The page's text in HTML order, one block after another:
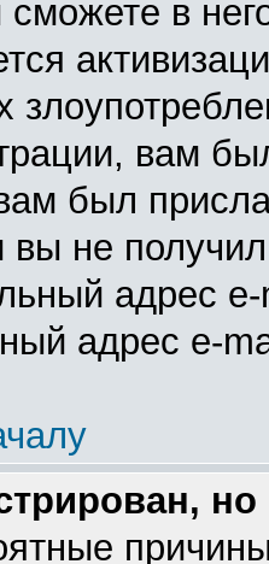
сможете в
вам
был
не
адрес
адрес e-